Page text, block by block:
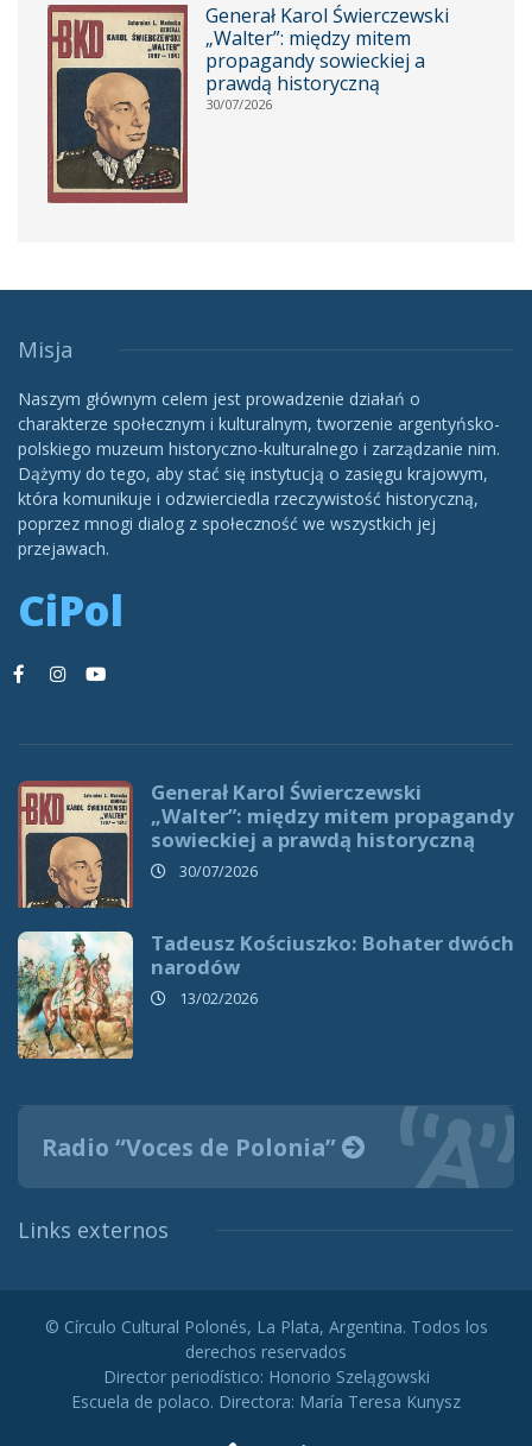
Generał Karol Świerczewski
„Walter”: między mitem
propagandy sowieckiej a
prawdą historyczną
30/07/2026
Misja
Naszym głównym celem jest prowadzenie działań o
charakterze społecznym i kulturalnym, tworzenie argentyńsko-
polskiego muzeum historyczno-kulturalnego i zarządzanie nim.
Dążymy do tego, aby stać się instytucją o zasięgu krajowym,
która komunikuje i odzwierciedla rzeczywistość historyczną,
poprzez mnogi dialog z społeczność we wszystkich jej
przejawach.
CiPol
Generał Karol Świerczewski
„Walter”: między mitem propagandy
sowieckiej a prawdą historyczną
30/07/2026
Tadeusz Kościuszko: Bohater dwóch
narodów
13/02/2026
Radio “Voces de Polonia”
Links externos
© Círculo Cultural Polonés, La Plata, Argentina. Todos los
derechos reservados
Director periodístico: Honorio Szelągowski
Escuela de polaco. Directora: María Teresa Kunysz